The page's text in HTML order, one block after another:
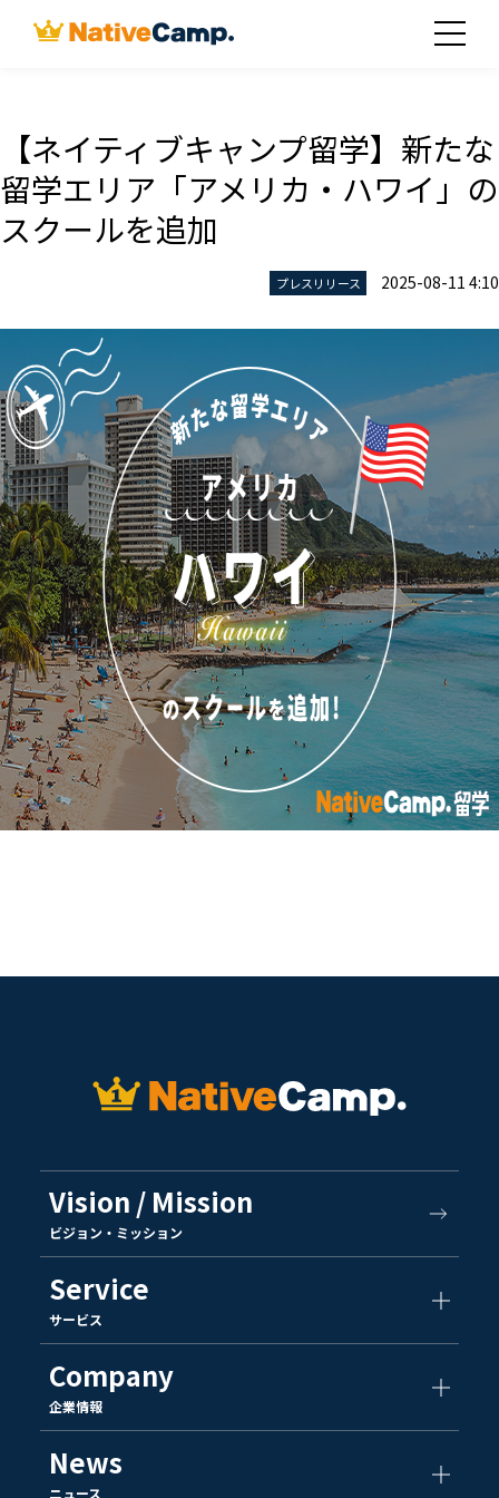
【ネイティブキャンプ留学】新たな
留学エリア「アメリカ・ハワイ」の
スクールを追加
プレスリリース 2025-08-11 4:10
Vision / Mission
ビジョン・ミッション
Service
サービス
Company
企業情報
News
ニュース